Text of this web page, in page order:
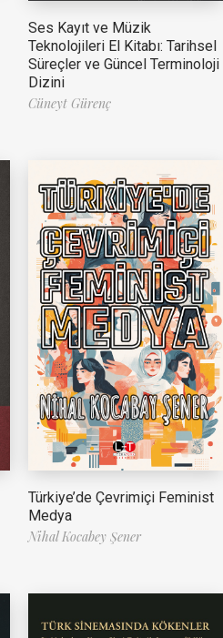
Ses Kayıt ve Müzik
Teknolojileri El Kitabı: Tarihsel
Süreçler ve Güncel Terminoloji
Dizini
Cüneyt Gürenç
Türkiye’de Çevrimiçi Feminist
Medya
Nihal Kocabey Şener